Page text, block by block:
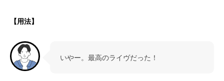
【用法】
いやー。最高のライヴだった！